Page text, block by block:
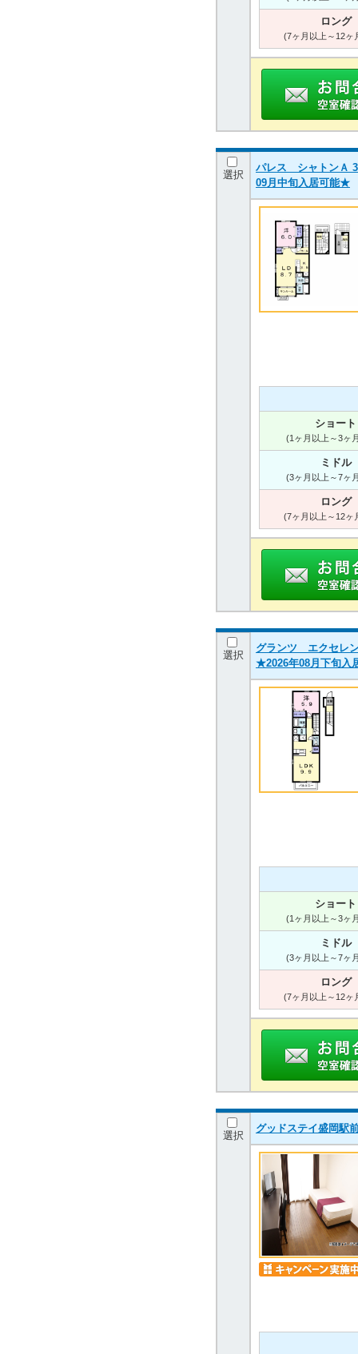
ロング
(7ヶ月以上～12ヶ
選択
パレス シャトンＡ
09月中旬入居可能★
ショート
(1ヶ月以上～3ヶ
ミドル
(3ヶ月以上～7ヶ
ロング
(7ヶ月以上～12ヶ
選択
グランツ エクセレ
★2026年08月下旬入
ショート
(1ヶ月以上～3ヶ
ミドル
(3ヶ月以上～7ヶ
ロング
(7ヶ月以上～12ヶ
選択
グッドステイ盛岡駅